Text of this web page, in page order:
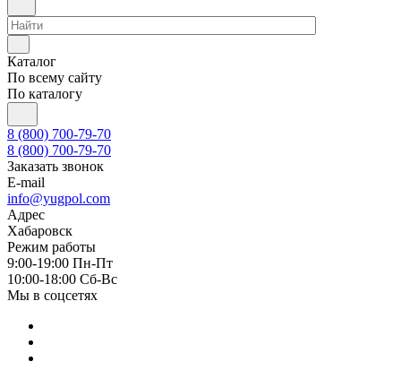
Каталог
По всему сайту
По каталогу
8 (800) 700-79-70
8 (800) 700-79-70
Заказать звонок
E-mail
info@yugpol.com
Адрес
Хабаровск
Режим работы
9:00-19:00 Пн-Пт
10:00-18:00 Cб-Вс
Мы в соцсетях